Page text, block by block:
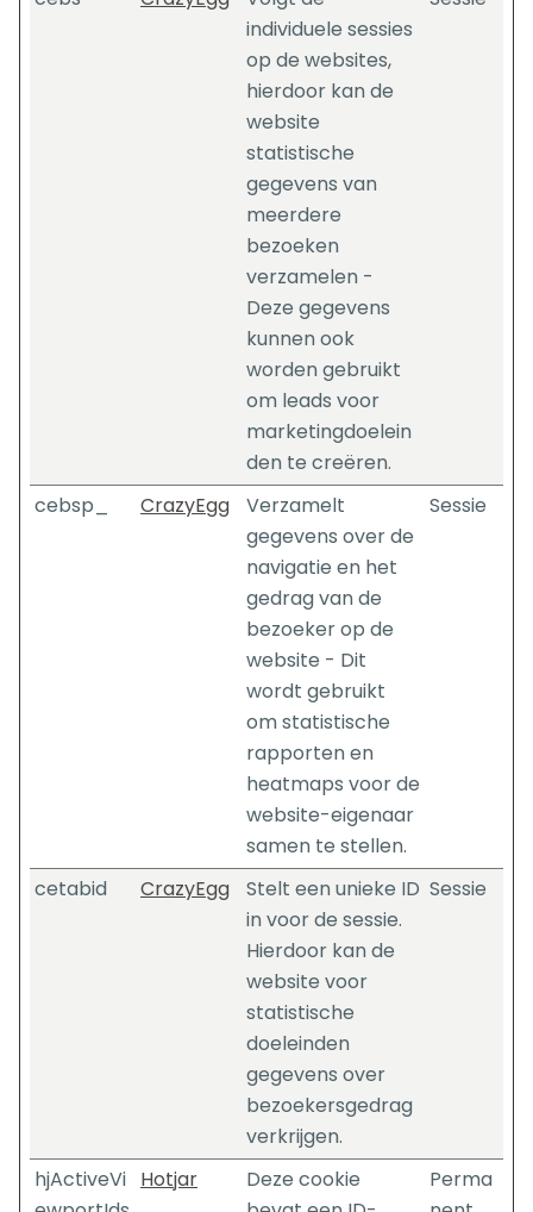
individuele sessies
op de websites,
hierdoor kan de
website
statistische
gegevens van
meerdere
bezoeken
verzamelen -
Deze gegevens
kunnen ook
worden gebruikt
om leads voor
marketingdoelein
den te creëren.
cebsp_ CrazyEgg
Verzamelt
gegevens over de
navigatie en het
gedrag van de
bezoeker op de
website - Dit
wordt gebruikt
om statistische
rapporten en
heatmaps voor de
website-eigenaar
samen te stellen.
Sessie
cetabid CrazyEgg
Stelt een unieke ID
in voor de sessie.
Hierdoor kan de
website voor
statistische
doeleinden
gegevens over
bezoekersgedrag
verkrijgen.
Sessie
hjActiveVi Hotjar
Deze cookie
Perma